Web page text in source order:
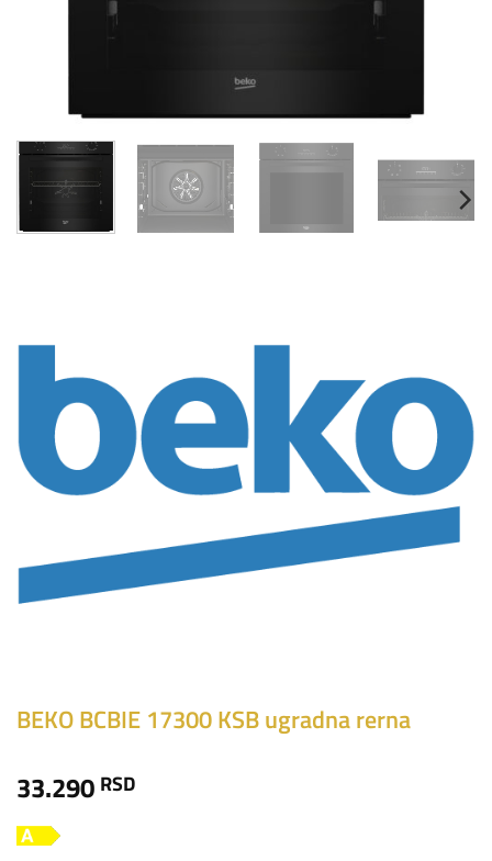
BEKO BCBIE 17300 KSB ugradna rerna
33.290 RSD